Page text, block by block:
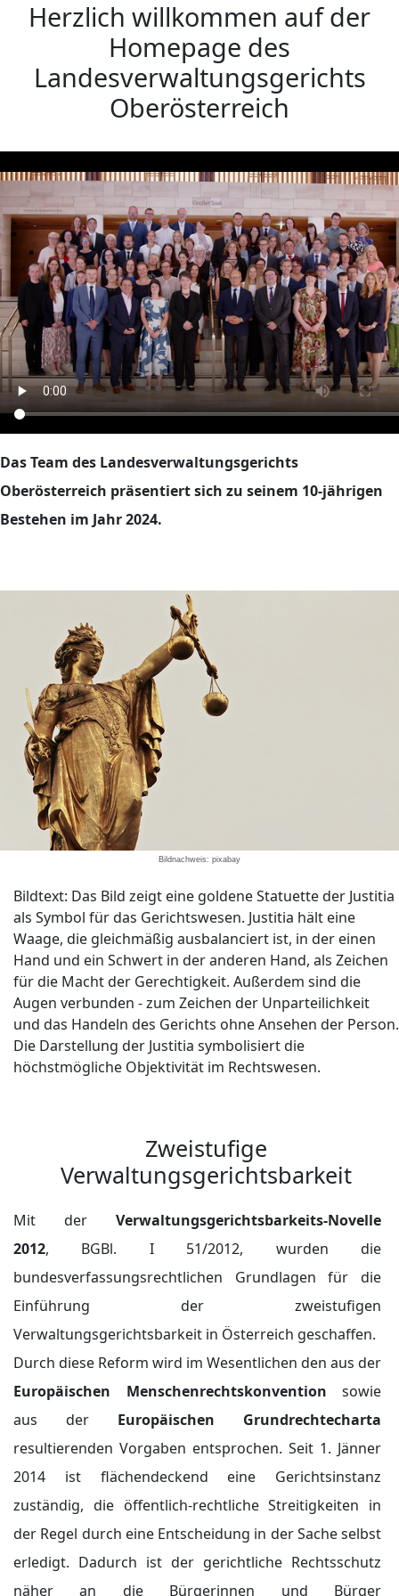
Herzlich willkommen auf der
Homepage des
Landesverwaltungsgerichts
Oberösterreich
Das Team des Landesverwaltungsgerichts
Oberösterreich präsentiert sich zu seinem 10-jährigen
Bestehen im Jahr 2024.
Bildnachweis: pixabay
Bildtext: Das Bild zeigt eine goldene Statuette der Justitia
als Symbol für das Gerichtswesen. Justitia hält eine
Waage, die gleichmäßig ausbalanciert ist, in der einen
Hand und ein Schwert in der anderen Hand, als Zeichen
für die Macht der Gerechtigkeit. Außerdem sind die
Augen verbunden - zum Zeichen der Unparteilichkeit
und das Handeln des Gerichts ohne Ansehen der Person.
Die Darstellung der Justitia symbolisiert die
höchstmögliche Objektivität im Rechtswesen.
Zweistufige
Verwaltungsgerichtsbarkeit
Mit der Verwaltungsgerichtsbarkeits-Novelle
2012, BGBl. I 51/2012, wurden die
bundesverfassungsrechtlichen Grundlagen für die
Einführung der zweistufigen
Verwaltungsgerichtsbarkeit in Österreich geschaffen.
Durch diese Reform wird im Wesentlichen den aus der
Europäischen Menschenrechtskonvention sowie
aus der Europäischen Grundrechtecharta
resultierenden Vorgaben entsprochen. Seit 1. Jänner
2014 ist flächendeckend eine Gerichtsinstanz
zuständig, die öffentlich-rechtliche Streitigkeiten in
der Regel durch eine Entscheidung in der Sache selbst
erledigt. Dadurch ist der gerichtliche Rechtsschutz
näher an die Bürgerinnen und Bürger